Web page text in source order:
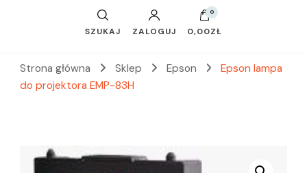
SZUKAJ ZALOGUJ
0
0,00ZŁ
Strona główna Sklep Epson
Epson lampa
do projektora EMP-83H